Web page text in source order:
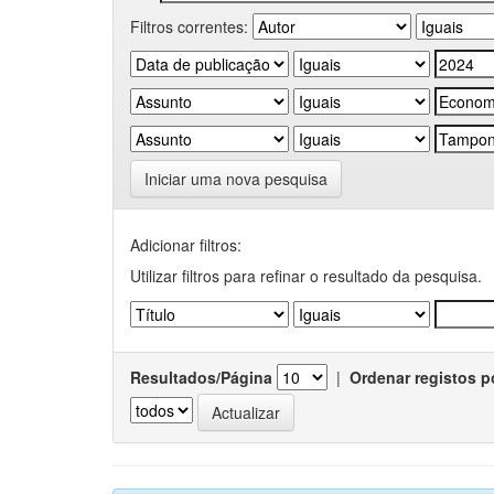
Filtros correntes:
Iniciar uma nova pesquisa
Adicionar filtros:
Utilizar filtros para refinar o resultado da pesquisa.
Resultados/Página | Ordenar registos